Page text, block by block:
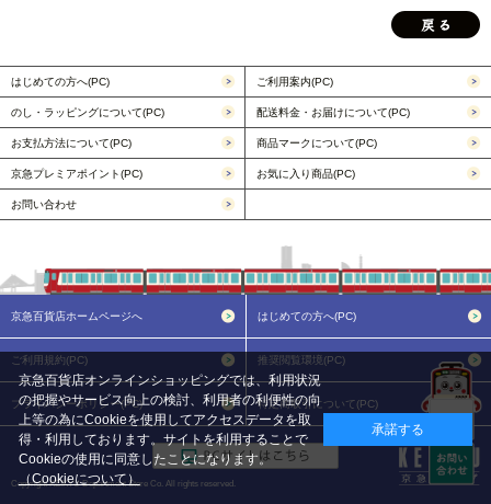
はじめての方へ(PC) ご利用案内(PC)
のし・ラッピングについて(PC) 配送料金・お届けについて(PC)
お支払方法について(PC) 商品マークについて(PC)
京急プレミアポイント(PC) お気に入り商品(PC)
お問い合わせ
京急百貨店ホームページへ はじめての方へ(PC)
ご利用規約(PC) 推奨閲覧環境(PC)
プライバシーポリシー(PC) 特定商取引について(PC)
Copyright KEIKYU Department Store Co. All rights reserved.
京急百貨店オンラインショッピングでは、利用状況
の把握やサービス向上の検討、利用者の利便性の向
上等の為にCookieを使用してアクセスデータを取
得・利用しております。サイトを利用することで
Cookieの使用に同意したことになります。
（Cookieについて）
承諾する